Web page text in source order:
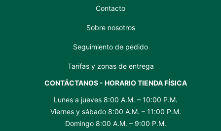
Contacto
Sobre nosotros
Seguimiento de pedido
Tarifas y zonas de entrega
CONTÁCTANOS - HORARIO TIENDA FÍSICA
Lunes a jueves 8:00 A.M. – 10:00 P.M.
Viernes y sábado 8:00 A.M. – 11:00 P.M.
Domingo 8:00 A.M. – 9:00 P.M.